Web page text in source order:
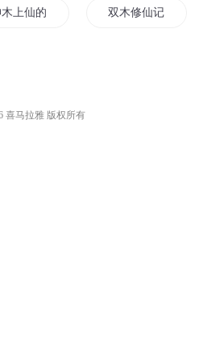
上仙的二哈 双木修仙记
喜马拉雅 版权所有